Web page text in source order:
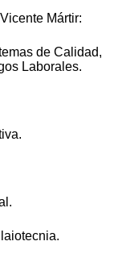
Mártir:
de Calidad,
Laborales.